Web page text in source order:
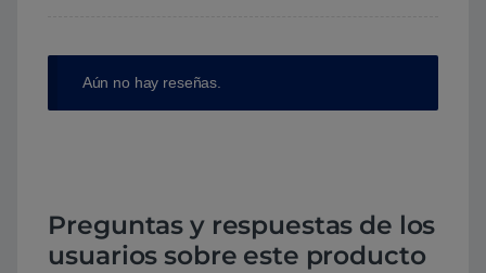
Aún no hay reseñas.
Preguntas y respuestas de los
usuarios sobre este producto